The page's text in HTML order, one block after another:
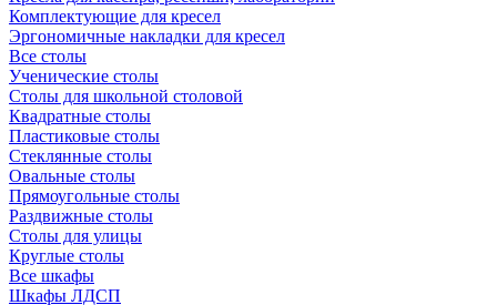
Комплектующие для кресел
Эргономичные накладки для кресел
Все столы
Ученические столы
Столы для школьной столовой
Квадратные столы
Пластиковые столы
Стеклянные столы
Овальные столы
Прямоугольные столы
Раздвижные столы
Столы для улицы
Круглые столы
Все шкафы
Шкафы ЛДСП